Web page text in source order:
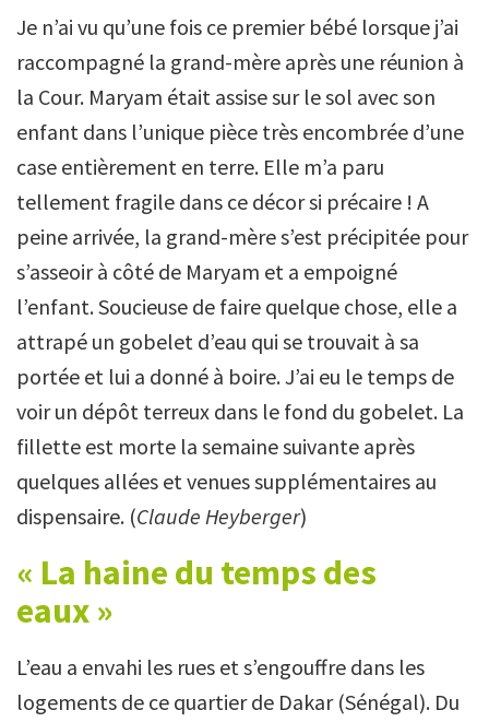
Je n’ai vu qu’une fois ce premier bébé lorsque j’ai
raccompagné la grand-mère après une réunion à
la Cour. Maryam était assise sur le sol avec son
enfant dans l’unique pièce très encombrée d’une
case entièrement en terre. Elle m’a paru
tellement fragile dans ce décor si précaire ! A
peine arrivée, la grand-mère s’est précipitée pour
s’asseoir à côté de Maryam et a empoigné
l’enfant. Soucieuse de faire quelque chose, elle a
attrapé un gobelet d’eau qui se trouvait à sa
portée et lui a donné à boire. J’ai eu le temps de
voir un dépôt terreux dans le fond du gobelet. La
fillette est morte la semaine suivante après
quelques allées et venues supplémentaires au
dispensaire. (Claude Heyberger)
« La haine du temps des
eaux »
L’eau a envahi les rues et s’engouffre dans les
logements de ce quartier de Dakar (Sénégal). Du